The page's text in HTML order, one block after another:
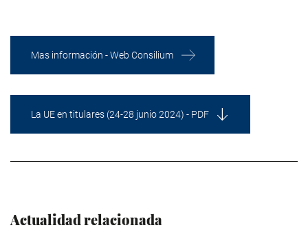
Mas información - Web Consilium
La UE en titulares (24-28 junio 2024) - PDF
Actualidad relacionada